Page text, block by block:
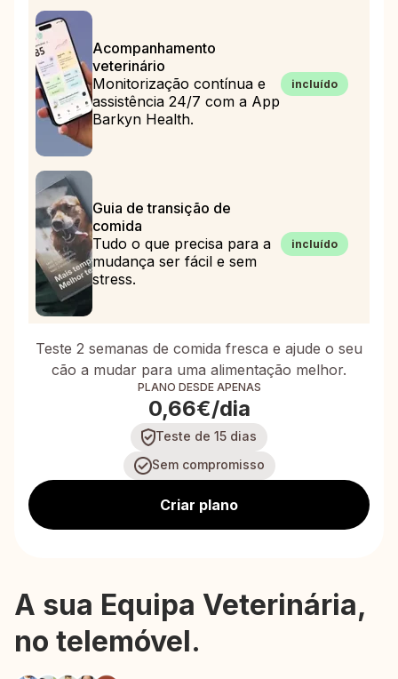
Acompanhamento
veterinário
Monitorização contínua e
assistência 24/7 com a App
Barkyn Health.
incluído
Guia de transição de
comida
Tudo o que precisa para a
mudança ser fácil e sem
stress.
incluído
Teste 2 semanas de comida fresca e ajude o seu
cão a mudar para uma alimentação melhor.
PLANO DESDE APENAS
0,66€/dia
Teste de 15 dias
Sem compromisso
Criar plano
A sua Equipa Veterinária,
no telemóvel.